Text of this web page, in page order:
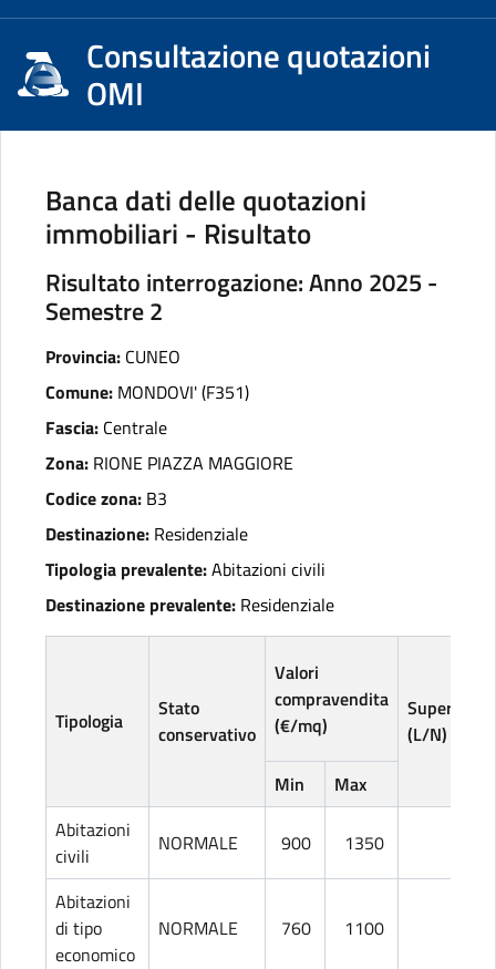
Consultazione quotazioni
OMI
Banca dati delle quotazioni
immobiliari - Risultato
Risultato interrogazione: Anno 2025 -
Semestre 2
Provincia: CUNEO
Comune: MONDOVI' (F351)
Fascia: Centrale
Zona: RIONE PIAZZA MAGGIORE
Codice zona: B3
Destinazione: Residenziale
Tipologia prevalente:Abitazioni civili
Destinazione prevalente: Residenziale
Tipologia
Stato
conservativo
Valori
compravendita
(€/mq)
Superficie
(L/N)
Min
Max
Abitazioni
civili
NORMALE 900 1350
Abitazioni
di tipo
economico
NORMALE 760 1100